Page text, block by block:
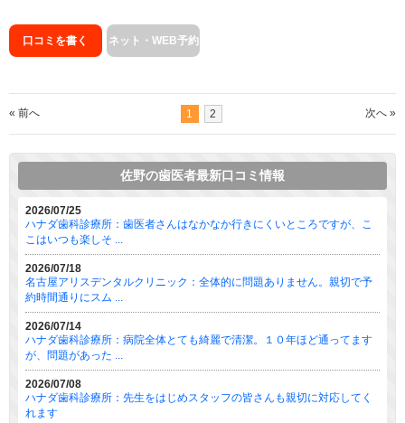
口コミを書く ネット・WEB予約
« 前へ 1 2 次へ »
佐野の歯医者最新口コミ情報
2026/07/25
ハナダ歯科診療所：歯医者さんはなかなか行きにくいところですが、こ
こはいつも楽しそ ...
2026/07/18
名古屋アリスデンタルクリニック：全体的に問題ありません。親切で予
約時間通りにスム ...
2026/07/14
ハナダ歯科診療所：病院全体とても綺麗で清潔。１０年ほど通ってます
が、問題があった ...
2026/07/08
ハナダ歯科診療所：先生をはじめスタッフの皆さんも親切に対応してく
れます